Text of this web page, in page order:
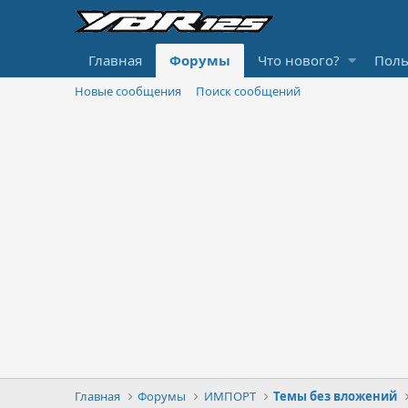
Главная Форумы Что нового?
Новые сообщения Поиск сообщений
Главная Форумы ИМПОРТ Темы без вложений